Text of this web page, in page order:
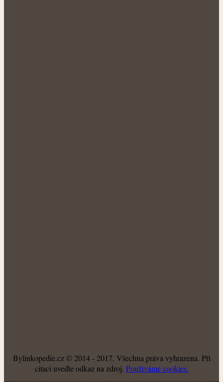
Bylinkopedie.cz © 2014 - 2017. Všechna práva vyhrazena. Při
citaci uveďte odkaz na zdroj. Použiváme cookies.